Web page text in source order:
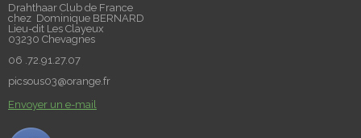
Drahthaar Club de France
chez Dominique BERNARD
Lieu-dit Les Clayeux
03230 Chevagnes
06 .72.91.27.07
picsous03@orange.fr
Envoyer un e-mail